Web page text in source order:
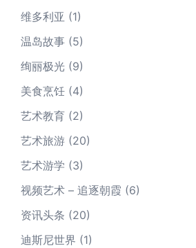
维多利亚 (1)
温岛故事 (5)
绚丽极光 (9)
美食烹饪 (4)
艺术教育 (2)
艺术旅游 (20)
艺术游学 (3)
视频艺术 – 追逐朝霞 (6)
资讯头条 (20)
迪斯尼世界 (1)